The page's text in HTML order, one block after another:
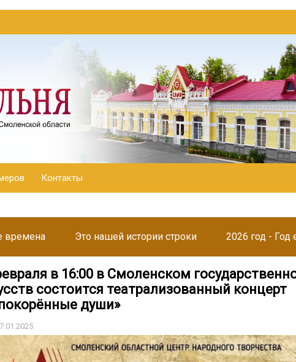
Контакты
времена Это нашей истории строки 2026 год - Год
в 16:00 в Смоленском
состоится театрализованный концерт
души»